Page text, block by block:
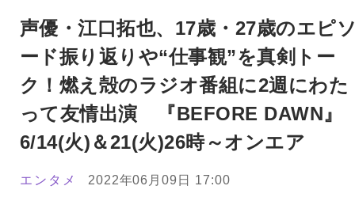
声優・江口拓也、17歳・27歳のエピ
ード振り返りや“仕事観”を真剣トー
ク！燃え殻のラジオ番組に2週にわた
って友情出演 『BEFORE DAWN』
6/14(火)＆21(火)26時～オンエア
エンタメ 2022年06月09日 17:00